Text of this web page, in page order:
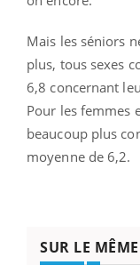
Mais les séniors
plus, tous sexes
6,8 concernant
Pour les femmes
beaucoup plus
moyenne de 6,2.
SUR LE